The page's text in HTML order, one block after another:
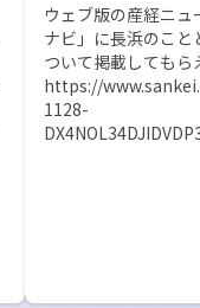
ウェブ版の産経ニ
ナビ」に長浜のこ
ついて掲載してもら
https://
1128-